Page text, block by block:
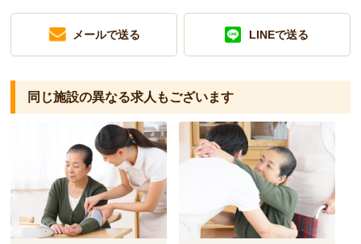
メールで送る LINEで送る
同じ施設の異なる求人もございます